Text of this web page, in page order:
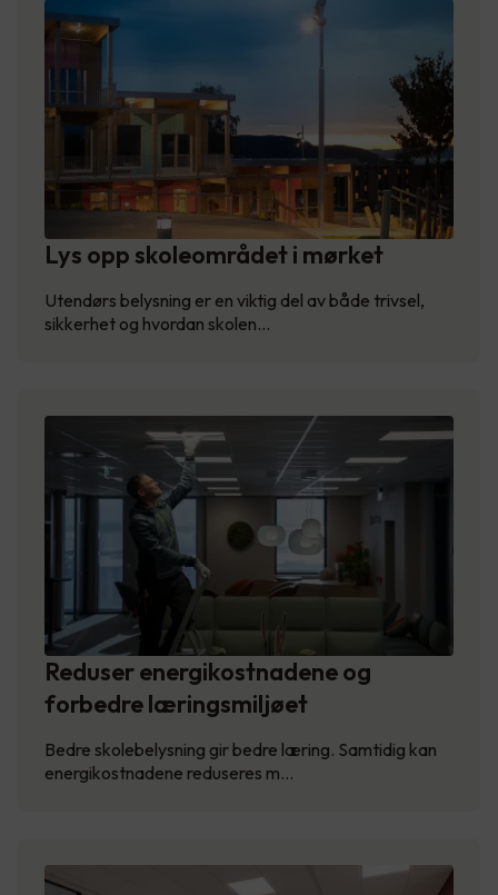
Lys opp skoleområdet i mørket
Utendørs belysning er en viktig del av både trivsel,
sikkerhet og hvordan skolen…
Reduser energikostnadene og
forbedre læringsmiljøet
Bedre skolebelysning gir bedre læring. Samtidig kan
energikostnadene reduseres m…